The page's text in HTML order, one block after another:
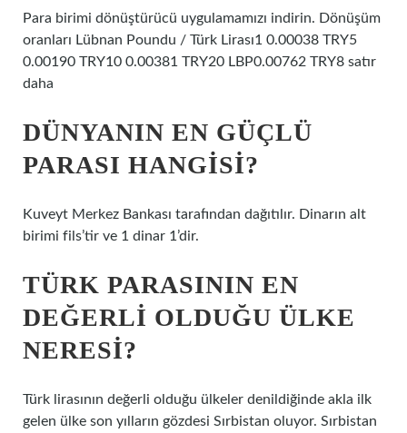
Para birimi dönüştürücü uygulamamızı indirin. Dönüşüm
oranları Lübnan Poundu / Türk Lirası1 0.00038 TRY5
0.00190 TRY10 0.00381 TRY20 LBP0.00762 TRY8 satır
daha
DÜNYANIN EN GÜÇLÜ
PARASI HANGISI?
Kuveyt Merkez Bankası tarafından dağıtılır. Dinarın alt
birimi fils’tir ve 1 dinar 1’dir.
TÜRK PARASININ EN
DEĞERLI OLDUĞU ÜLKE
NERESI?
Türk lirasının değerli olduğu ülkeler denildiğinde akla ilk
gelen ülke son yılların gözdesi Sırbistan oluyor. Sırbistan